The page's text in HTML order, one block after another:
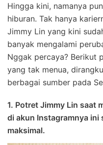
Hingga kini, namanya
hiburan. Tak hanya
Jimmy Lin yang kini
banyak mengalami
Nggak percaya? Berikut
yang tak menua,
berbagai sumber pada
1. Potret Jimmy Lin saat
di akun Instagramnya ini
maksimal.